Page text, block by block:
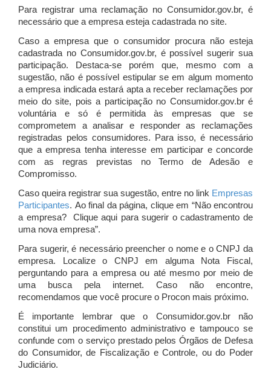
Para registrar uma reclamação no Consumidor.gov.br, é
necessário que a empresa esteja cadastrada no site.
Caso a empresa que o consumidor procura não esteja
cadastrada no Consumidor.gov.br, é possível sugerir sua
participação. Destaca-se porém que, mesmo com a
sugestão, não é possível estipular se em algum momento
a empresa indicada estará apta a receber reclamações por
meio do site, pois a participação no Consumidor.gov.br é
voluntária e só é permitida às empresas que se
comprometem a analisar e responder as reclamações
registradas pelos consumidores. Para isso, é necessário
que a empresa tenha interesse em participar e concorde
com as regras previstas no Termo de Adesão e
Compromisso.
Caso queira registrar sua sugestão, entre no link Empresas
Participantes. Ao final da página, clique em “Não encontrou
a empresa? Clique aqui para sugerir o cadastramento de
uma nova empresa”.
Para sugerir, é necessário preencher o nome e o CNPJ da
empresa. Localize o CNPJ em alguma Nota Fiscal,
perguntando para a empresa ou até mesmo por meio de
uma busca pela internet. Caso não encontre,
recomendamos que você procure o Procon mais próximo.
É importante lembrar que o Consumidor.gov.br não
constitui um procedimento administrativo e tampouco se
confunde com o serviço prestado pelos Órgãos de Defesa
do Consumidor, de Fiscalização e Controle, ou do Poder
Judiciário.